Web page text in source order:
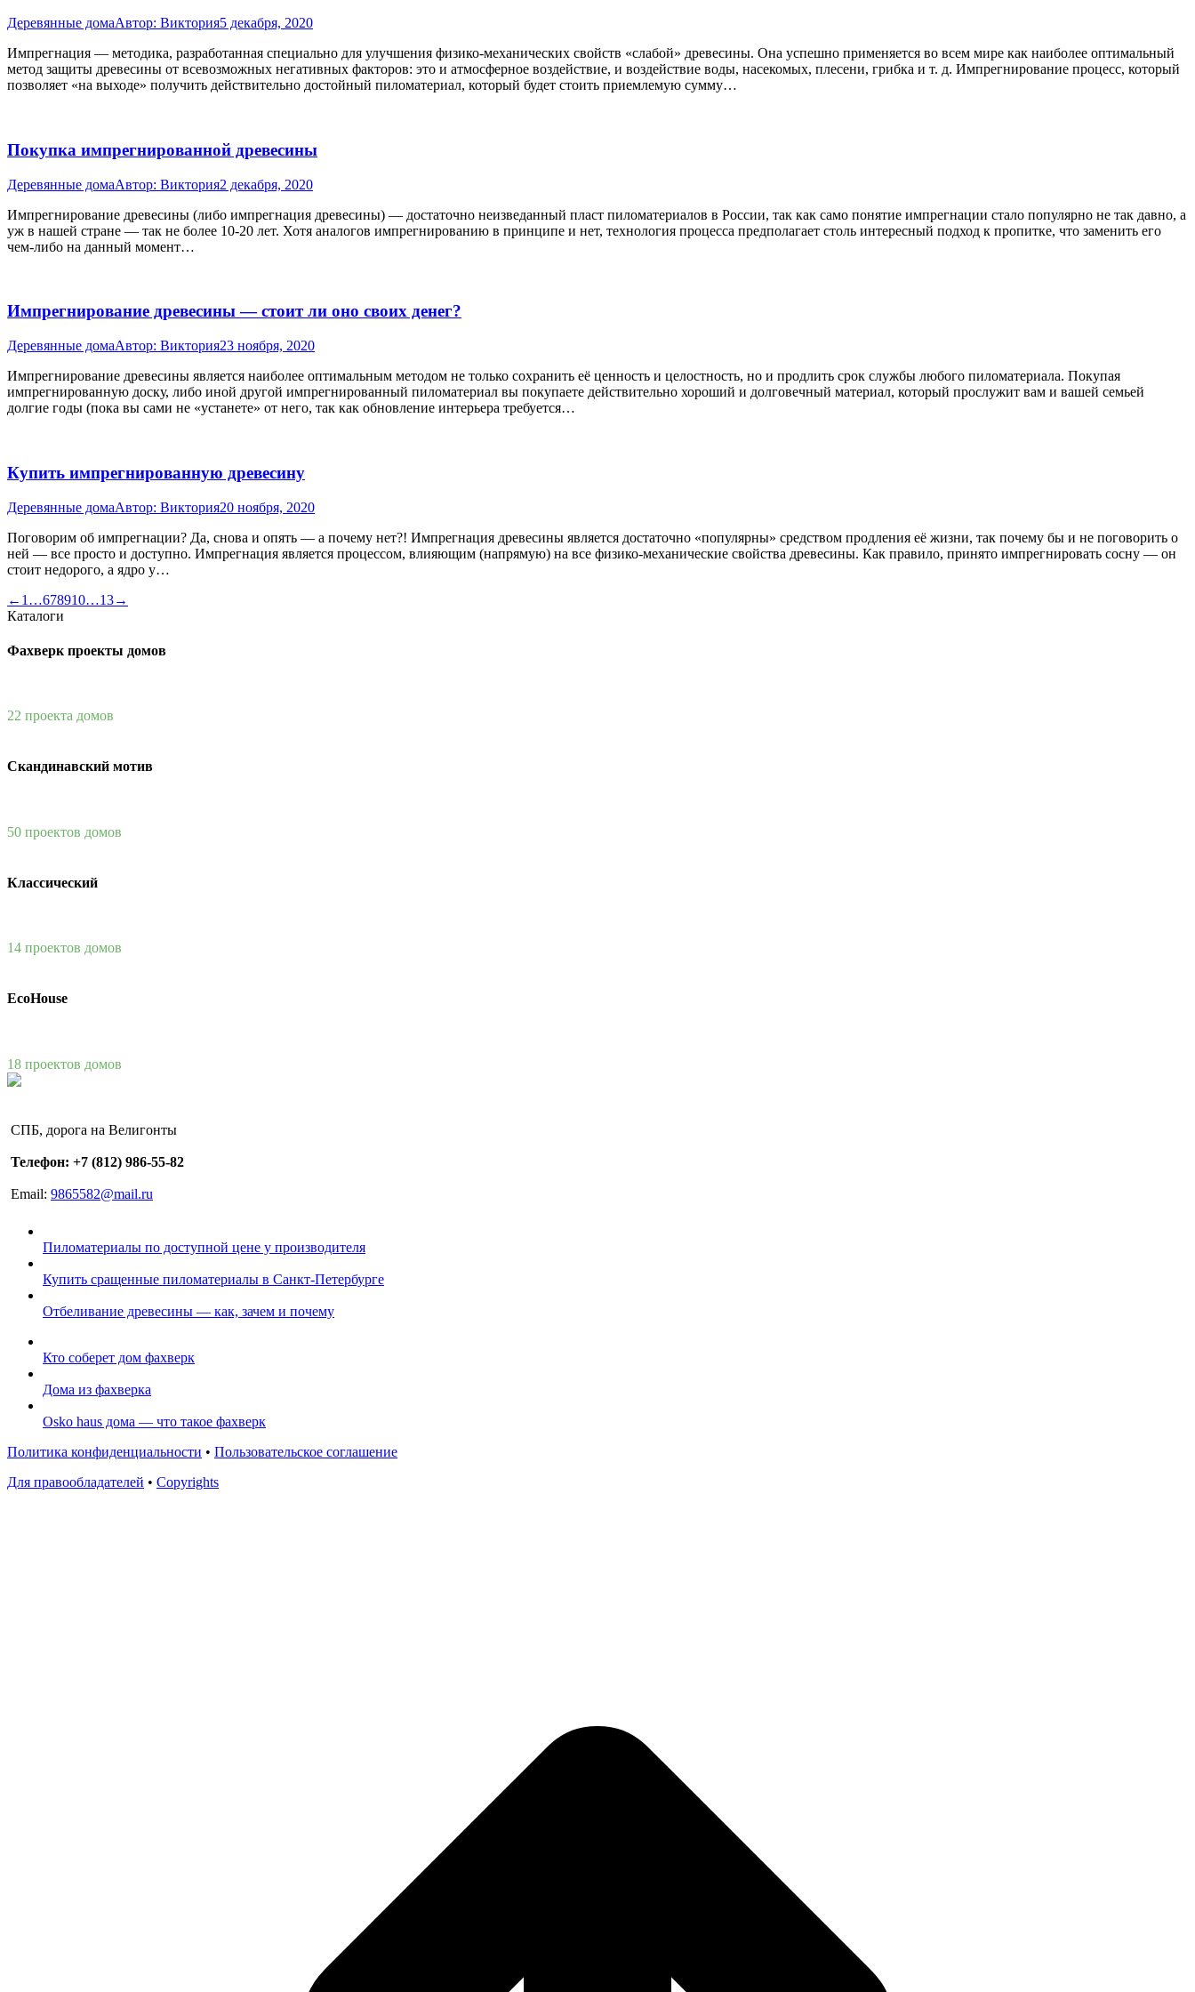
Деревянные домаАвтор: Виктория5 декабря, 2020
Импрегнация — методика, разработанная специально для улучшения физико-механических свойств «слабой» древесины. Она успешно применяется во всем мире как наиболее оптимальный
метод защиты древесины от всевозможных негативных факторов: это и атмосферное воздействие, и воздействие воды, насекомых, плесени, грибка и т. д. Импрегнирование процесс, который
позволяет «на выходе» получить действительно достойный пиломатериал, который будет стоить приемлемую сумму…
Покупка импрегнированной древесины
Деревянные домаАвтор: Виктория2 декабря, 2020
Импрегнирование древесины (либо импрегнация древесины) — достаточно неизведанный пласт пиломатериалов в России, так как само понятие импрегнации стало популярно не так давно, а
уж в нашей стране — так не более 10-20 лет. Хотя аналогов импрегнированию в принципе и нет, технология процесса предполагает столь интересный подход к пропитке, что заменить его
чем-либо на данный момент…
Импрегнирование древесины — стоит ли оно своих денег?
Деревянные домаАвтор: Виктория23 ноября, 2020
Импрегнирование древесины является наиболее оптимальным методом не только сохранить её ценность и целостность, но и продлить срок службы любого пиломатериала. Покупая
импрегнированную доску, либо иной другой импрегнированный пиломатериал вы покупаете действительно хороший и долговечный материал, который прослужит вам и вашей семьей
долгие годы (пока вы сами не «устанете» от него, так как обновление интерьера требуется…
Купить импрегнированную древесину
Деревянные домаАвтор: Виктория20 ноября, 2020
Поговорим об импрегнации? Да, снова и опять — а почему нет?! Импрегнация древесины является достаточно «популярны» средством продления её жизни, так почему бы и не поговорить о
ней — все просто и доступно. Импрегнация является процессом, влияющим (напрямую) на все физико-механические свойства древесины. Как правило, принято импрегнировать сосну — он
стоит недорого, а ядро у…
← 1 …678910…13→
Каталоги
Фахверк проекты домов
22 проекта домов
Скандинавский мотив
50 проектов домов
Классический
14 проектов домов
EcoHouse
18 проектов домов
СПБ, дорога на Велигонты
Телефон: +7 (812) 986-55-82
Email: 9865582@mail.ru
Пиломатериалы по доступной цене у производителя
Купить сращенные пиломатериалы в Санкт-Петербурге
Отбеливание древесины — как, зачем и почему
Кто соберет дом фахверк
Дома из фахверка
Osko haus дома — что такое фахверк
Политика конфиденциальности • Пользовательское соглашение
Для правообладателей • Copyrights